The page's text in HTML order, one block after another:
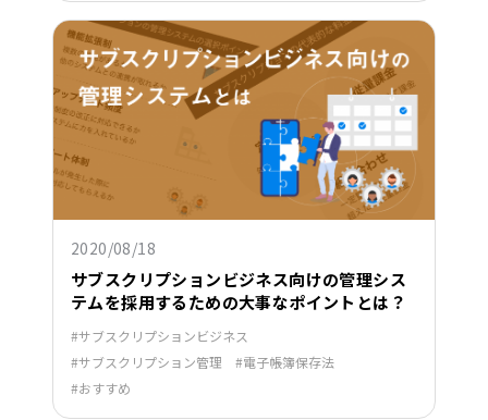
2020/08/18
サブスクリプションビジネス向けの管理シス
テムを採用するための大事なポイントとは？
サブスクリプションビジネス
サブスクリプション管理
電子帳簿保存法
おすすめ